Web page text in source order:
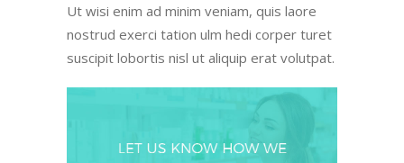
Ut wisi enim ad minim veniam, quis laore
nostrud exerci tation ulm hedi corper turet
suscipit lobortis nisl ut aliquip erat volutpat.